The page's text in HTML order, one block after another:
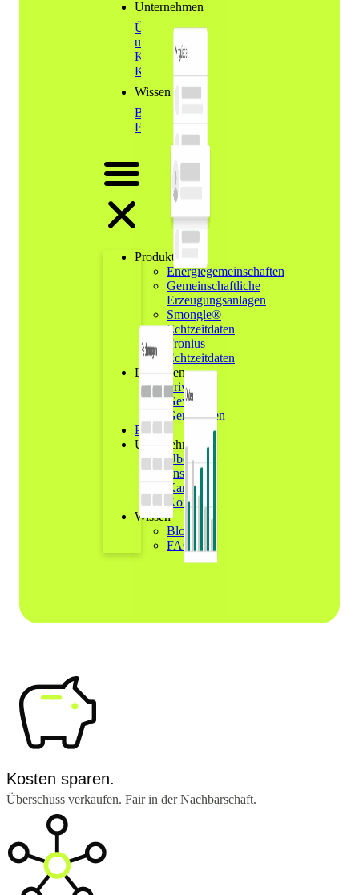
Unternehmen
Über
uns
Karriere
Kontakt
Wissen
Blog
FAQs
Produkte
Energiegemeinschaften
Gemeinschaftliche
Erzeugungsanlagen
Smongle®
Echtzeitdaten
Fronius
Echtzeitdaten
Lösungen
Privat
Gewerbe
Gemeinden
Preise
Unternehmen
Über
uns
Karriere
Kontakt
Wissen
Blog
FAQs
Kosten sparen.
Überschuss verkaufen. Fair in der Nachbarschaft.